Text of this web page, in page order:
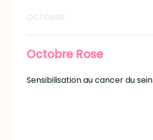
OCTOBRE
Octobre Rose
Sensibilisation au cancer du sein